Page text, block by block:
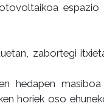
espazio
zabortegi
hedapen
horiek oso